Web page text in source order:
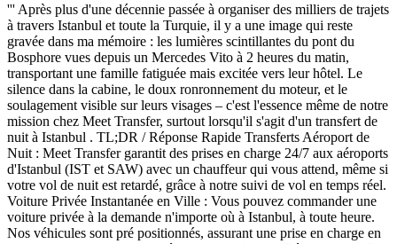
''' Après plus d'une décennie passée à organiser des milliers de trajets
à travers Istanbul et toute la Turquie, il y a une image qui reste
gravée dans ma mémoire : les lumières scintillantes du pont du
Bosphore vues depuis un Mercedes Vito à 2 heures du matin,
transportant une famille fatiguée mais excitée vers leur hôtel. Le
silence dans la cabine, le doux ronronnement du moteur, et le
soulagement visible sur leurs visages – c'est l'essence même de notre
mission chez Meet Transfer, surtout lorsqu'il s'agit d'un transfert de
nuit à Istanbul . TL;DR / Réponse Rapide Transferts Aéroport de
Nuit : Meet Transfer garantit des prises en charge 24/7 aux aéroports
d'Istanbul (IST et SAW) avec un chauffeur qui vous attend, même si
votre vol de nuit est retardé, grâce à notre suivi de vol en temps réel.
Voiture Privée Instantanée en Ville : Vous pouvez commander une
voiture privée à la demande n'importe où à Istanbul, à toute heure.
Nos véhicules sont pré positionnés, assurant une prise en charge en